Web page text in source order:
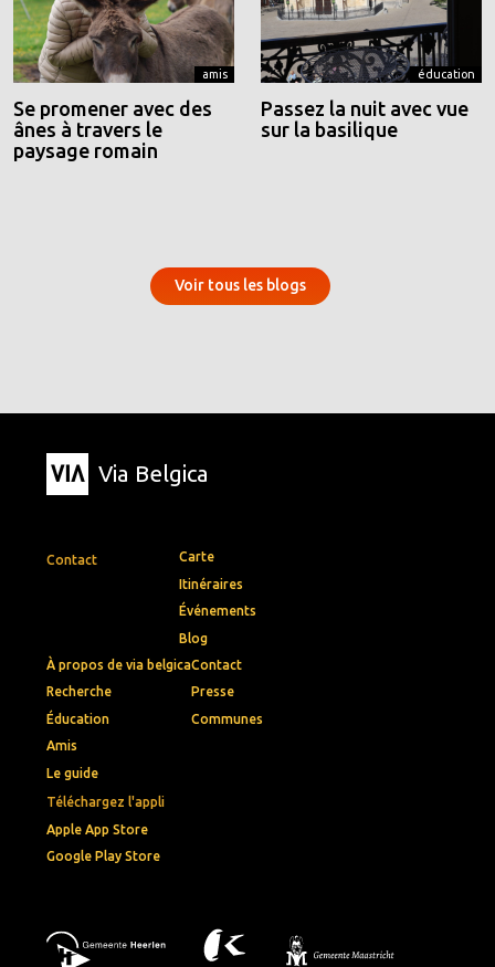
amis
Se promener avec des
ânes à travers le
paysage romain
éducation
Passez la nuit avec vue
sur la basilique
Voir tous les blogs
Via Belgica
Contact
Téléchargez l'appli
Apple App Store
Google Play Store
Carte
Itinéraires
Événements
Blog
À propos de via belgica
Recherche
Éducation
Amis
Le guide
Contact
Presse
Communes